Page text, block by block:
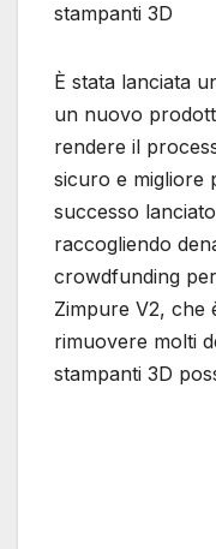
stampanti 3D
È stata lanciata
un nuovo
rendere il
sicuro e migliore
successo
raccogliendo
crowdfunding
Zimpure V2, che
rimuovere molti
stampanti 3D